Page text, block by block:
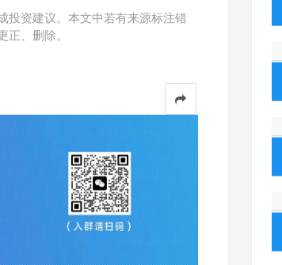
投资建议。本文中若有来源标注错
正、删除。